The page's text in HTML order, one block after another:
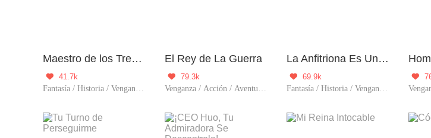
Maestro de los Tres Reinos

41.7k
Fantasía / Historia / Venganza / Acción / Renacimiento / Auto superació
El Rey de La Guerra

79.3k
Venganza / Acción / Aventura / Auto superación / Líder
La Anfitriona Es Una Villana

69.9k
Fantasía / Historia / Venganza / Sistema / Renacimiento / Juego de time travel
